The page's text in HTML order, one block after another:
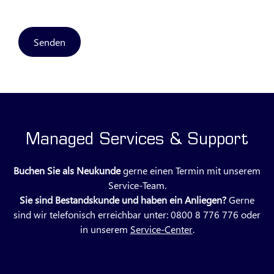
Senden
Managed Services & Support
Buchen Sie als Neukundegerne einen Termin mit unserem
Service-Team.
Sie sind Bestandskunde und haben ein Anliegen?Gerne
sind wir telefonisch erreichbar unter: 0800 8 776 776 oder
in unserem Service-Center.